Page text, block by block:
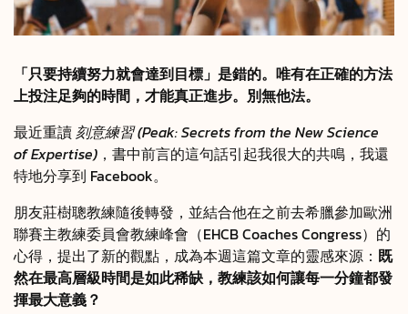
「只要持續努力就會達到目標」是錯的。唯有在正確的方法
上投注足夠的時間，才能真正進步。別無他法。
最近重讀刻意練習 (Peak: Secrets from the New Science
of Expertise) ，書中前言的這句話引起我很大的共鳴，我還
特地分享到 Facebook。
朋友莊樹聰教練隨後轉發，並結合他在之前去希臘參加歐洲
聯賽主教練委員會教練峰會（EHCB Coaches Congress）的
心得，提出了新的觀點，成為本週這篇文章的靈感來源： 既
然在最高層級時間是如此稀缺，教練該如何讓每一分鐘都發
揮最大意義？